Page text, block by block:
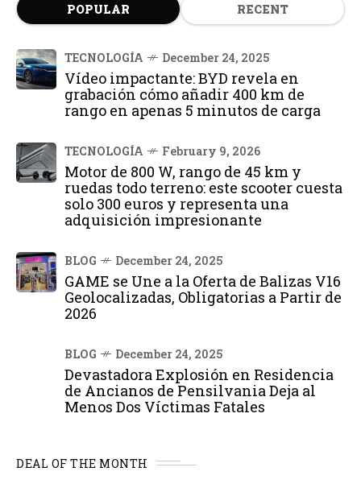
POPULAR RECENT
TECNOLOGÍA December 24, 2025
Vídeo impactante: BYD revela en
grabación cómo añadir 400 km de
rango en apenas 5 minutos de carga
TECNOLOGÍA February 9, 2026
Motor de 800 W, rango de 45 km y
ruedas todo terreno: este scooter cuesta
solo 300 euros y representa una
adquisición impresionante
BLOG December 24, 2025
GAME se Une a la Oferta de Balizas V16
Geolocalizadas, Obligatorias a Partir de
2026
BLOG December 24, 2025
Devastadora Explosión en Residencia
de Ancianos de Pensilvania Deja al
Menos Dos Víctimas Fatales
DEAL OF THE MONTH